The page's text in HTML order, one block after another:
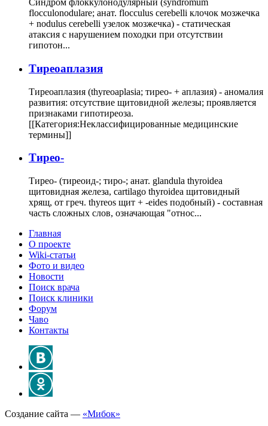
Синдром флоккулонодулярный (syndromum
flocculonodulare; анат. flocculus cerebelli клочок мозжечка
+ nodulus cerebelli узелок мозжечка) - статическая
атаксия с нарушением походки при отсутствии
гипотон...
Тиреоаплазия
Тиреоаплазия (thyreoaplasia; тирео- + аплазия) - аномалия
развития: отсутствие щитовидной железы; проявляется
признаками гипотиреоза.
[[Категория:Неклассифицированные медицинские
термины]]
Тирео-
Тирео- (тиреоид-; тиро-; анат. glandula thyroidea
щитовидная железа, cartilago thyroidea щитовидный
хрящ, от греч. thyreos щит + -eides подобный) - составная
часть сложных слов, означающая "относ...
Главная
О проекте
Wiki-статьи
Фото и видео
Новости
Поиск врача
Поиск клиники
Форум
Чаво
Контакты
Создание сайта — «Мибок»